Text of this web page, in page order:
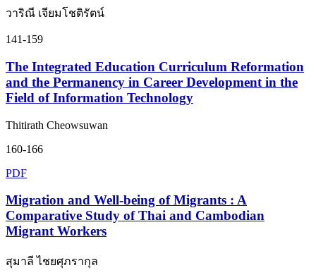
วาริณี เจียมโชติรัตน์
141-159
The Integrated Education Curriculum Reformation
and the Permanency in Career Development in the
Field of Information Technology
Thitirath Cheowsuwan
160-166
PDF
Migration and Well-being of Migrants : A
Comparative Study of Thai and Cambodian
Migrant Workers
สุมาลี ไชยศุภรากุล